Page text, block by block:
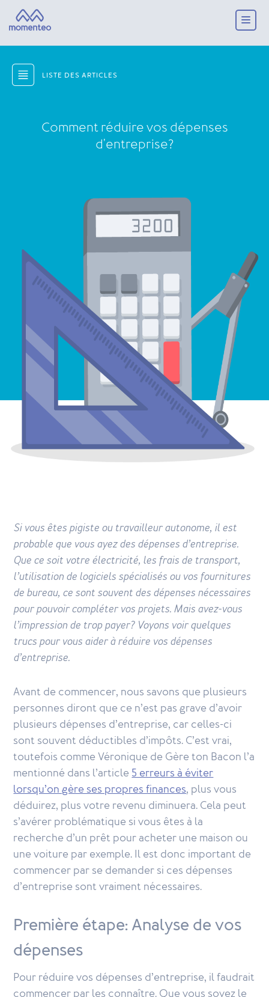
LISTE DES ARTICLES
Comment réduire vos dépenses
d'entreprise?
Si vous êtes pigiste ou travailleur autonome, il est
probable que vous ayez des dépenses d’entreprise.
Que ce soit votre électricité, les frais de transport,
l’utilisation de logiciels spécialisés ou vos fournitures
de bureau, ce sont souvent des dépenses nécessaires
pour pouvoir compléter vos projets. Mais avez-vous
l’impression de trop payer? Voyons voir quelques
trucs pour vous aider à réduire vos dépenses
d’entreprise.
Avant de commencer, nous savons que plusieurs
personnes diront que ce n’est pas grave d’avoir
plusieurs dépenses d’entreprise, car celles-ci
sont souvent déductibles d’impôts. C’est vrai,
toutefois comme Véronique de Gère ton Bacon l’a
mentionné dans l’article5 erreurs à éviter
lorsqu’on gère ses propres finances, plus vous
déduirez, plus votre revenu diminuera. Cela peut
s’avérer problématique si vous êtes à la
recherche d’un prêt pour acheter une maison ou
une voiture par exemple. Il est donc important de
commencer par se demander si ces dépenses
d’entreprise sont vraiment nécessaires.
Première étape: Analyse de vos
dépenses
Pour réduire vos dépenses d’entreprise, il faudrait
commencer par les connaître. Que vous soyez le